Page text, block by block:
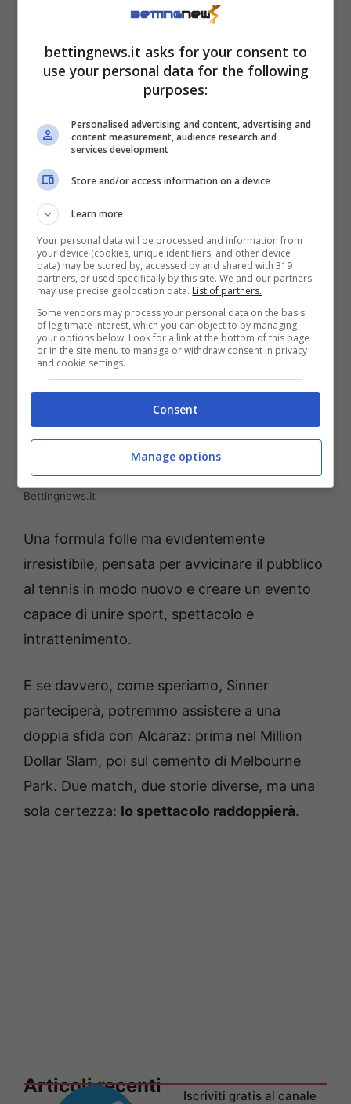
Anche Sinner nel torneo
più pazzo dell’anno?
Il direttore del torneo,
svelato un clamoroso retroscena durante il
podcastThe Tennis: “Abbiamo ricevuto una
chiamatada Sinner – ha rivelato –ma anche
da Venus Williams
entusiasti e impazienti di iscriversi”.
Anche Sinner nel torneo più pazzo dell’anno? (AnsaFoto) –
Bettingnews.it
Una formula folle ma evidentemente
irresistibile, pensata per avvicinare il pubblico
al tennis in modo nuovo e creare un evento
capace di unire sport, spettacolo e
intrattenimento.
E se davvero, come speriamo, Sinner
parteciperà, potremmo assistere a una
doppia sfida con Alcaraz: prima nel Million
Dollar Slam, poi sul cemento di Melbourne
Park. Due match, due storie diverse, ma una
sola certezza: lo spettacolo raddoppierà.
Articoli recenti
Iscriviti gratis al canale
bettingnews.it asks for your consent to
use your personal data for the following
purposes:
Personalised advertising and content, advertising and
content measurement, audience research and
services development
Store and/or access information on a device
Learn more
Your personal data will be processed and information from
your device (cookies, unique identifiers, and other device
data) may be stored by, accessed by and shared with 319
partners, or used specifically by this site. We and our partners
may use precise geolocation data. List of partners.
Some vendors may process your personal data on the basis
of legitimate interest, which you can object to by managing
your options below. Look for a link at the bottom of this page
or in the site menu to manage or withdraw consent in privacy
and cookie settings.
Consent
Manage options